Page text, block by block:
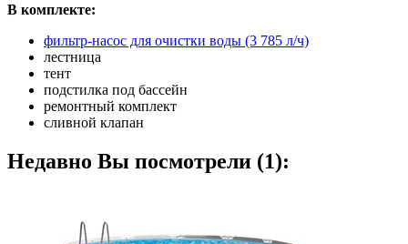
В комплекте:
фильтр-насос для очистки воды (3 785 л/ч)
лестница
тент
подстилка под бассейн
ремонтный комплект
сливной клапан
Недавно Вы посмотрели (1):